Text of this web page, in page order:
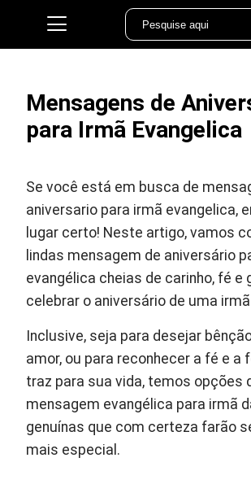
Mensagens de
para Irmã Evangelica
Se você está em busca de
aniversario para irmã evangelica,
lugar certo! Neste artigo, vamos
lindas mensagem de aniversário
evangélica cheias de carinho, fé e
celebrar o aniversário de uma
Inclusive, seja para desejar
amor, ou para reconhecer a fé e a
traz para sua vida, temos opções
mensagem evangélica para irmã
genuínas que com certeza farão
mais especial.